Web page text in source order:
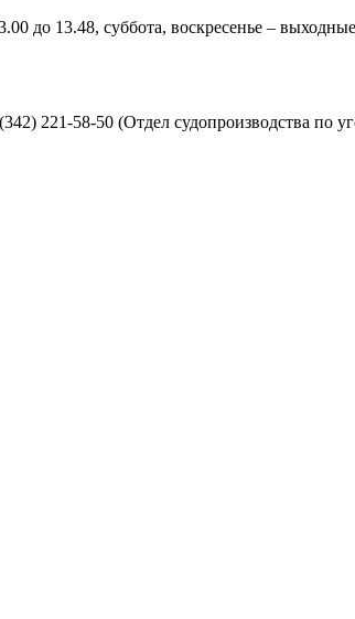
до 13.48, суббота, воскресенье –
221-58-50 (Отдел судопроизводства по